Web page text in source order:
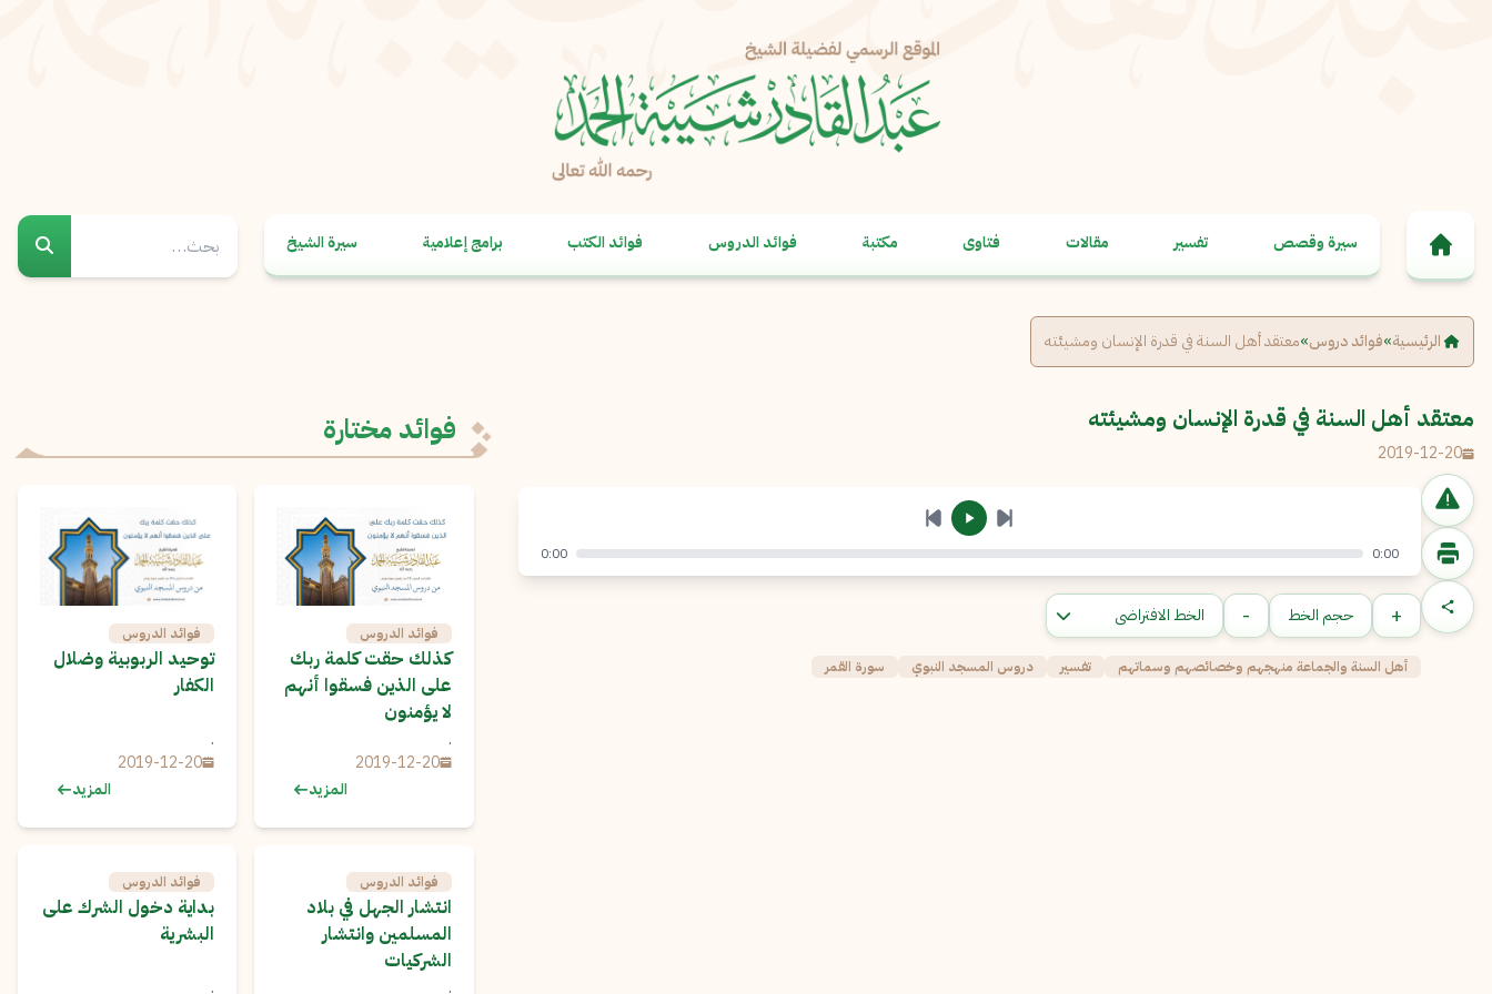
سيرة وقصص تفسير مقالات فتاوى مكتبة فوائد الدروس فوائد الكتب برامج إعلامية سيرة الشيخ
الرئيسية»فوائد دروس»معتقد أهل السنة في قدرة الإنسان ومشيئته
معتقد أهل السنة في قدرة الإنسان ومشيئته
2019-12-20
الإبلاغ عن مشكلة
البريد الإلكتروني*
إرسال
نسخ
0:00
0:00
+ حجم الخط -
أهل السنة والجماعة منهجهم وخصائصهم وسماتهم تفسير دروس المسجد النبوي سورة القمر
فوائد مختارة
فوائد الدروس
كذلك حقت كلمة ربك
على الذين فسقوا أنهم
لا يؤمنون
.
2019-12-20
المزيد
فوائد الدروس
توحيد الربوبية وضلال
الكفار
.
2019-12-20
المزيد
فوائد الدروس
انتشار الجهل في بلاد
المسلمين وانتشار
الشركيات
.
فوائد الدروس
بداية دخول الشرك على
البشرية
.